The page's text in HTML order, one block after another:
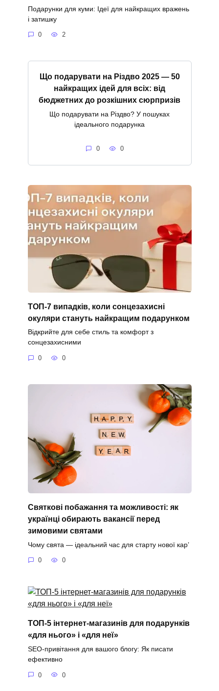
Подарунки для куми: Ідеї для найкращих вражень
і затишку
0 2
Що подарувати на Різдво 2025 — 50
найкращих ідей для всіх: від
бюджетних до розкішних сюрпризів
Що подарувати на Різдво? У пошуках
ідеального подарунка
0 0
ТОП-7 випадків, коли сонцезахисні
окуляри стануть найкращим подарунком
Відкрийте для себе стиль та комфорт з
сонцезахисними
0 0
Святкові побажання та можливості: як
українці обирають вакансії перед
зимовими святами
Чому свята — ідеальний час для старту нової кар’
0 0
ТОП-5 інтернет-магазинів для подарунків
«для нього» і «для неї»
SEO-привітання для вашого блогу: Як писати
ефективно
0 0